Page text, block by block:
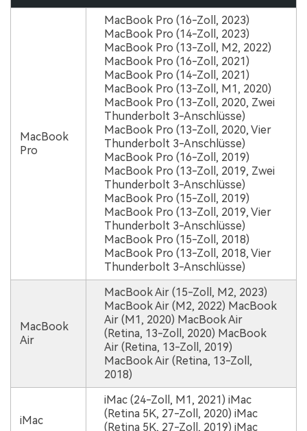
MacBook
Pro
MacBook Pro (16-Zoll, 2023)
MacBook Pro (14-Zoll, 2023)
MacBook Pro (13-Zoll, M2, 2022)
MacBook Pro (16-Zoll, 2021)
MacBook Pro (14-Zoll, 2021)
MacBook Pro (13-Zoll, M1, 2020)
MacBook Pro (13-Zoll, 2020, Zwei
Thunderbolt 3-Anschlüsse)
MacBook Pro (13-Zoll, 2020, Vier
Thunderbolt 3-Anschlüsse)
MacBook Pro (16-Zoll, 2019)
MacBook Pro (13-Zoll, 2019, Zwei
Thunderbolt 3-Anschlüsse)
MacBook Pro (15-Zoll, 2019)
MacBook Pro (13-Zoll, 2019, Vier
Thunderbolt 3-Anschlüsse)
MacBook Pro (15-Zoll, 2018)
MacBook Pro (13-Zoll, 2018, Vier
Thunderbolt 3-Anschlüsse)
MacBook
Air
MacBook Air (15-Zoll, M2, 2023)
MacBook Air (M2, 2022) MacBook
Air (M1, 2020) MacBook Air
(Retina, 13-Zoll, 2020) MacBook
Air (Retina, 13-Zoll, 2019)
MacBook Air (Retina, 13-Zoll,
2018)
iMac
iMac (24-Zoll, M1, 2021) iMac
(Retina 5K, 27-Zoll, 2020) iMac
(Retina 5K, 27-Zoll, 2019) iMac